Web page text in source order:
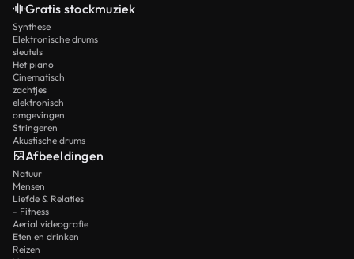
Gratis stockmuziek
Synthese
Elektronische drums
sleutels
Het piano
Cinematisch
zachtjes
elektronisch
omgevingen
Stringeren
Akustische drums
Afbeeldingen
Natuur
Mensen
Liefde & Relaties
- Fitness
Aerial videografie
Eten en drinken
Reizen